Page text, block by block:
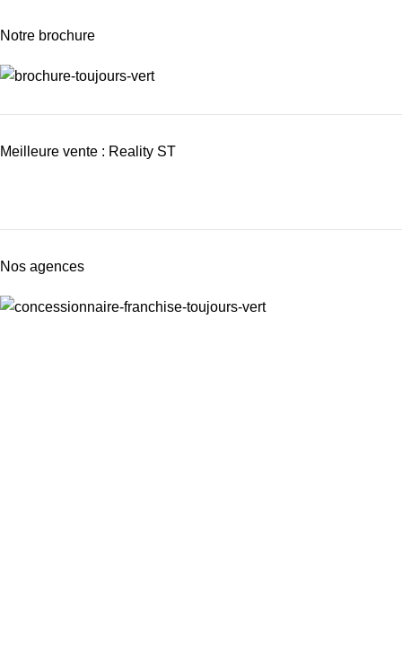
Notre brochure
Meilleure vente : Reality ST
Nos agences